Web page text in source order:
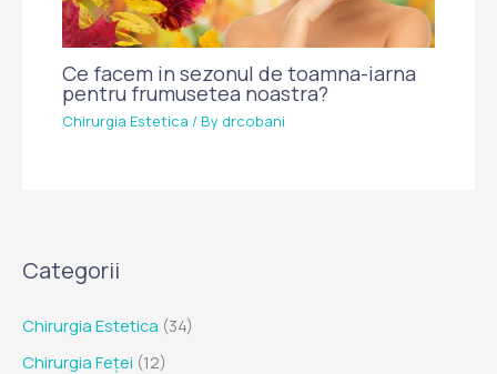
Ce facem in sezonul de toamna-iarna
pentru frumusetea noastra?
Chirurgia Estetica / By drcobani
Categorii
Chirurgia Estetica (34)
Chirurgia Feței (12)